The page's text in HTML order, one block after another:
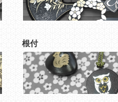
根付